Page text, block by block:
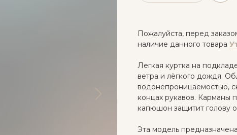
Пожалуйста, перед
наличие данного товара
Легкая куртка на
ветра и лёгкого дождя.
водонепроницаемостью,
концах рукавов. Карманы
капюшон защитит голову
Эта модель